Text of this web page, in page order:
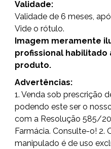
Validade:
Validade de 6 meses,
Vide o rótulo.
Imagem meramente
profissional habilitado
produto.
Advertências:
1. Venda sob prescrição
podendo este ser o
com a Resolução 585/
Farmácia. Consulte-o! 2.
manipulado é de uso